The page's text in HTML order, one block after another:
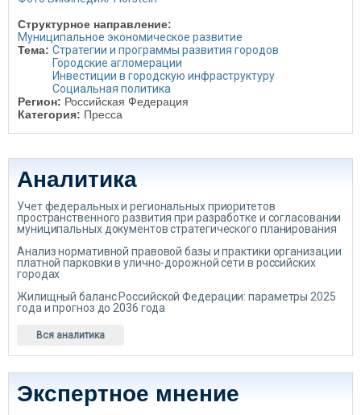
Структурное направление:
Муниципальное экономическое развитие
Тема: Стратегии и программы развития городов
Городские агломерации
Инвестиции в городскую инфраструктуру
Социальная политика
Регион: Российская Федерация
Категория: Пресса
Аналитика
Учет федеральных и региональных приоритетов
пространственного развития при разработке и согласовании
муниципальных документов стратегического планирования
Анализ нормативной правовой базы и практики организации
платной парковки в улично-дорожной сети в российских
городах
Жилищный баланс Российской Федерации: параметры 2025
года и прогноз до 2036 года
Вся аналитика
Экспертное мнение